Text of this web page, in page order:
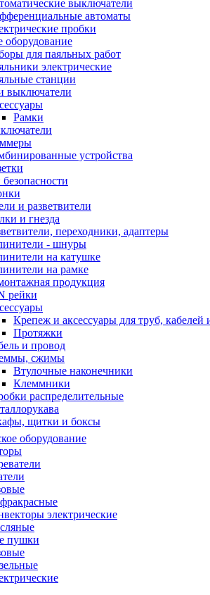
выключатели
автоматы
пробки
оборудование
для паяльных работ
электрические
станции
выключатели
Рамки
устройства
и разветвители
и гнезда
переходники, адаптеры
- шнуры
на катушке
на рамке
продукция
рейки
Крепеж и аксессуары для труб, кабелей
Протяжки
и провод
сжимы
Втулочные наконечники
Клеммники
распределительные
щитки и боксы
оборудование
электрические
пушки